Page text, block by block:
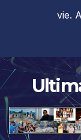
vie.